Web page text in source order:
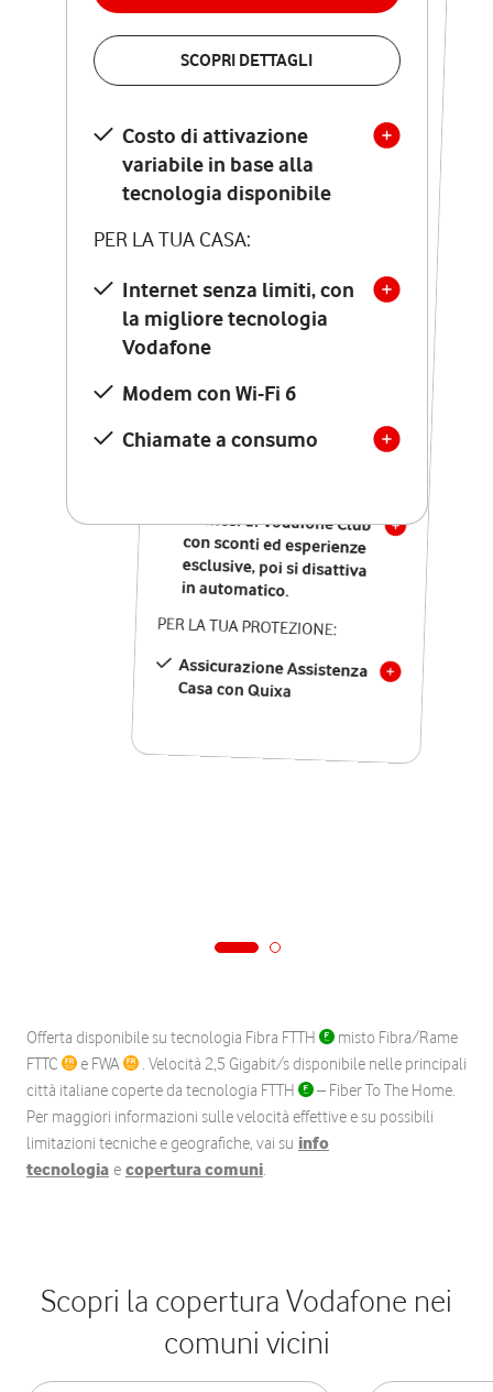
SCOPRI DETTAGLI
Costo di attivazione
variabile in base alla
tecnologia disponibile
PER LA TUA CASA:
Internet senza limiti, con
la migliore tecnologia
Vodafone
Modem con Wi-Fi 6
Chiamate a consumo
VERIFICA LA COPERTURA
Costo di attivazione
variabile in base alla
tecnologia disponibile
PER LA TUA CASA:
Internet senza limiti, con
la migliore tecnologia
Vodafone
Modem Seven con Wi-Fi 7
Chiamate illimitate verso
numeri fissi e mobili
nazionali
12 mesi di Vodafone Club
con sconti ed esperienze
esclusive, poi si disattiva
in automatico.
PER LA TUA PROTEZIONE:
Assicurazione Assistenza
Casa con Quixa
Offerta disponibile su tecnologia Fibra FTTH
misto Fibra/Rame
FTTC
e FWA
. Velocità 2,5 Gigabit/s disponibile nelle principali
città italiane coperte da tecnologia FTTH
– Fiber To The Home.
Per maggiori informazioni sulle velocità effettive e su possibili
limitazioni tecniche e geografiche, vai su info
tecnologia e copertura comuni.
Scopri la copertura Vodafone nei
comuni vicini